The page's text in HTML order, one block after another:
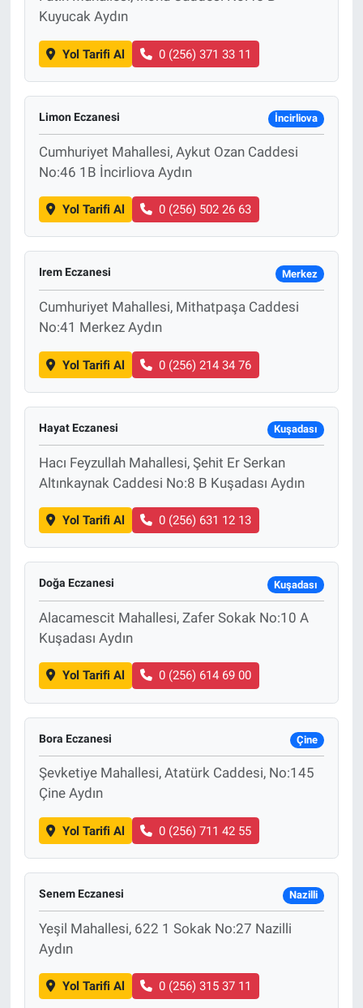
Kuyucak Aydın
Yol Tarifi Al 0 (256) 371 33 11
Limon Eczanesi İncirliova
Cumhuriyet Mahallesi, Aykut Ozan Caddesi
No:46 1B İncirliova Aydın
Yol Tarifi Al 0 (256) 502 26 63
Irem Eczanesi Merkez
Cumhuriyet Mahallesi, Mithatpaşa Caddesi
No:41 Merkez Aydın
Yol Tarifi Al 0 (256) 214 34 76
Hayat Eczanesi Kuşadası
Hacı Feyzullah Mahallesi, Şehit Er Serkan
Altınkaynak Caddesi No:8 B Kuşadası Aydın
Yol Tarifi Al 0 (256) 631 12 13
Doğa Eczanesi Kuşadası
Alacamescit Mahallesi, Zafer Sokak No:10 A
Kuşadası Aydın
Yol Tarifi Al 0 (256) 614 69 00
Bora Eczanesi Çine
Şevketiye Mahallesi, Atatürk Caddesi, No:145
Çine Aydın
Yol Tarifi Al 0 (256) 711 42 55
Senem Eczanesi Nazilli
Yeşil Mahallesi, 622 1 Sokak No:27 Nazilli
Aydın
Yol Tarifi Al 0 (256) 315 37 11